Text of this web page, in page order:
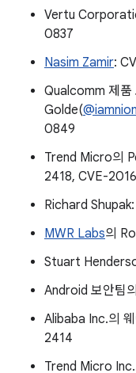
Vertu
0837
Nasim Zamir:
Qualcomm 제품
Golde(@iamnion
0849
Trend Micro의
2418, CVE-
Richard
MWR Labs의
Stuart
Android 보안팀
Alibaba Inc.의
2414
Trend Micro